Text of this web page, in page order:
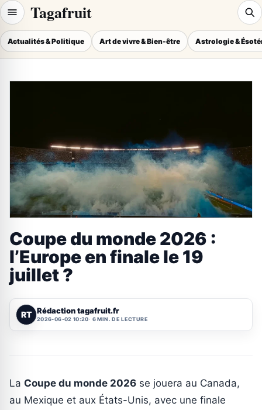
Tagafruit
Actualités & Politique Art de vivre & Bien-être Astrologie &
Coupe du monde 2026 :
l’Europe en finale le 19
juillet ?
RT Rédaction tagafruit.fr
2026-06-02 10:20 6 MIN. DE LECTURE
La Coupe du monde 2026 se jouera au Canada,
au Mexique et aux États-Unis, avec une finale